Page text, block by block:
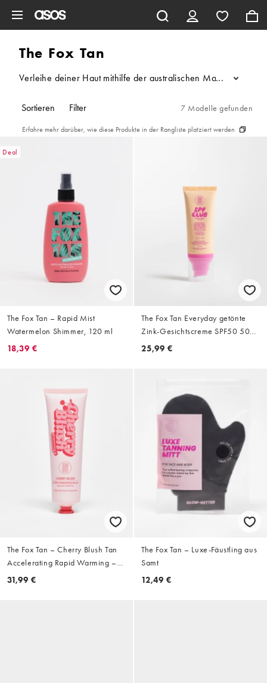
The Fox Tan
Verleihe deiner Haut mithilfe der australischen Marke The
...
Sortieren Filter 7 Modelle gefunden
Erfahre mehr darüber, wie diese Produkte in der Rangliste platziert werden
Deal
The Fox Tan – Rapid Mist
Watermelon Shimmer, 120 ml
18,39 €
The Fox Tan Everyday getönte
Zink-Gesichtscreme SPF50 50
ml
25,99 €
The Fox Tan – Cherry Blush Tan
Accelerating Rapid Warming –
Balsam, 150 ml
31,99 €
The Fox Tan – Luxe-Fäustling aus
Samt
12,49 €